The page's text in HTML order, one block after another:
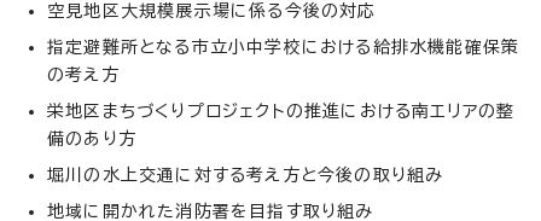
空見地区大規模展示場に係る今後の対応
指定避難所となる市立小中学校における給排水機能確保策
の考え方
栄地区まちづくりプロジェクトの推進における南エリアの整
備のあり方
堀川の水上交通に対する考え方と今後の取り組み
地域に開かれた消防署を目指す取り組み